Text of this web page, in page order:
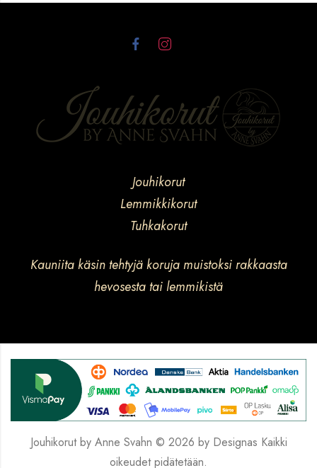
Jouhikorut
Lemmikkikorut
Tuhkakorut
Kauniita käsin tehtyjä koruja muistoksi rakkaasta
hevosesta tai lemmikistä
Jouhikorut by Anne Svahn © 2026 by Designas Kaikki
oikeudet pidätetään.